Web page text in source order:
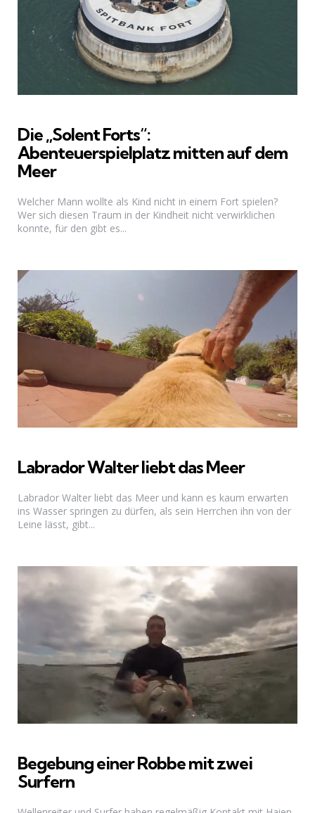
Die „Solent Forts“:
Abenteuerspielplatz mitten auf dem
Meer
Welcher Mann wollte als Kind nicht in einem Fort spielen?
Wer sich diesen Traum in der Kindheit nicht verwirklichen
konnte, für den gibt es...
Labrador Walter liebt das Meer
Labrador Walter liebt das Meer und kann es kaum erwarten
ins Wasser springen zu dürfen, als sein Herrchen ihn von der
Leine lässt, gibt...
Begebung einer Robbe mit zwei
Surfern